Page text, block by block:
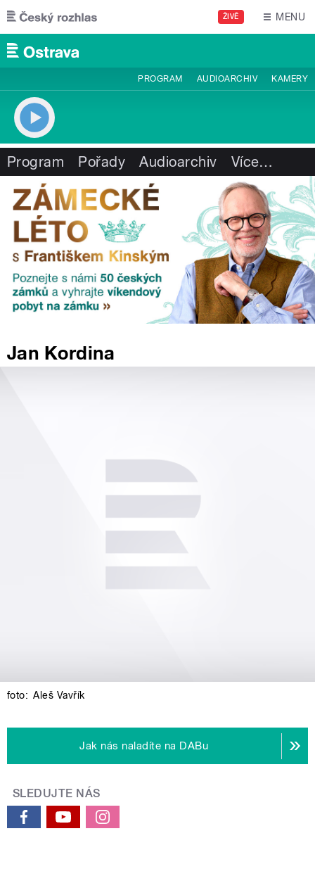
Přejít k hlavnímu obsahu
ŽIVĚ MENU
PROGRAM AUDIOARCHIV KAMERY
Program Pořady Audioarchiv Více…
Jan Kordina
foto: Aleš Vavřík
Jak nás naladíte na DABu
SLEDUJTE NÁS